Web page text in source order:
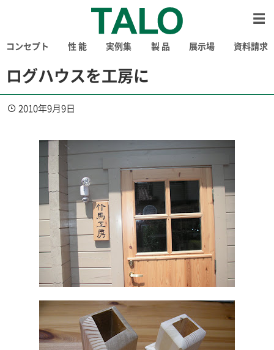
コンセプト 性 能 実例集 製 品 展示場 資料請求
ログハウスを工房に
2010年9月9日